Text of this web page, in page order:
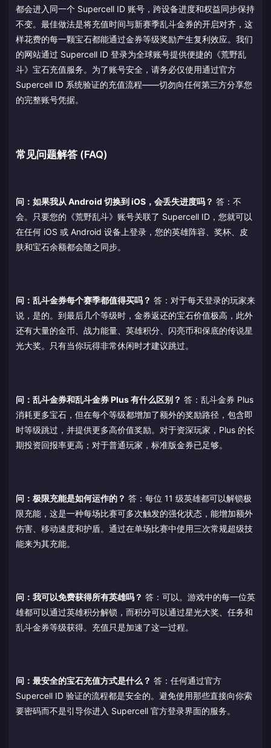
都会进入同一个 Supercell ID 账号，跨设备进度和权益同步保持
不变。最佳做法是将充值时间与新赛季乱斗金券的开启对齐，这
样花费的每一颗宝石都能通过金券等级奖励产生复利效应。我们
的网站通过 Supercell ID 登录为全球账号提供便捷的《荒野乱
斗》宝石充值服务。为了账号安全，请务必仅使用通过官方
Supercell ID 系统验证的充值流程——切勿向任何第三方分享您
的完整账号凭据。
常见问题解答 (FAQ)
问：如果我从 Android 切换到 iOS，会丢失进度吗？ 答：不
会。只要您的《荒野乱斗》账号关联了 Supercell ID，您就可以
在任何 iOS 或 Android 设备上登录，您的英雄阵容、奖杯、皮
肤和宝石余额都会随之同步。
问：乱斗金券每个赛季都值得买吗？ 答：对于每天登录的玩家来
说，是的。到最后几个等级时，金券返还的宝石价值极高，此外
还有大量的金币、战力能量、英雄积分、闪亮币和保底的传说星
光大奖。只有当你玩得非常休闲时才建议跳过。
问：乱斗金券和乱斗金券 Plus 有什么区别？ 答：乱斗金券 Plus
消耗更多宝石，但在每个等级都增加了额外的奖励路径，包含即
时等级跳过，并提供更多高价值奖励。对于资深玩家，Plus 的长
期投资回报率更高；对于普通玩家，标准版金券已足够。
问：极限充能是如何运作的？ 答：每位 11 级英雄都可以解锁极
限充能，这是一种每场比赛可多次触发的强化状态，能增加额外
伤害、移动速度和护盾。通过在单场比赛中使用三次常规超级技
能来为其充能。
问：我可以免费获得所有英雄吗？ 答：可以。游戏中的每一位英
雄都可以通过英雄积分解锁，而积分可以通过星光大奖、任务和
乱斗金券等级获得。充值只是加速了这一过程。
问：最安全的宝石充值方式是什么？ 答：任何通过官方
Supercell ID 验证的流程都是安全的。避免使用那些直接向你索
要密码而不是引导你进入 Supercell 官方登录界面的服务。